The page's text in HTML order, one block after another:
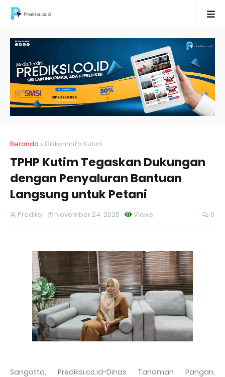
Beranda Diskominfo Kutim
TPHP Kutim Tegaskan Dukungan
dengan Penyaluran Bantuan
Langsung untuk Petani
Prediksi Views
November 24, 2025 0
Sangatta, Prediksi.co.id-Dinas Tanaman Pangan,